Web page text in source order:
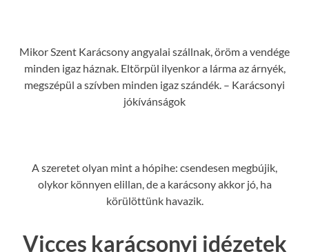
Mikor Szent Karácsony angyalai szállnak, öröm a vendége
minden igaz háznak. Eltörpül ilyenkor a lárma az árnyék,
megszépül a szívben minden igaz szándék. – Karácsonyi
jókívánságok
A szeretet olyan mint a hópihe: csendesen megbújik,
olykor könnyen elillan, de a karácsony akkor jó, ha
körülöttünk havazik.
Vicces karácsonyi idézetek